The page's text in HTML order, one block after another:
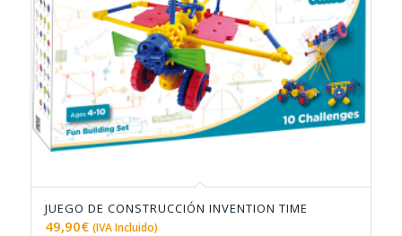
4.82
JUEGO DE CONSTRUCCIÓN INVENTION TIME
49,90€ (IVA Incluido)